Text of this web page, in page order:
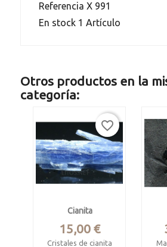
Referencia X 991
En stock 1 Artículo
Otros productos en la
categoría:
Cianita
Precio
15,00 €
Cristales de cianita
favorite_border